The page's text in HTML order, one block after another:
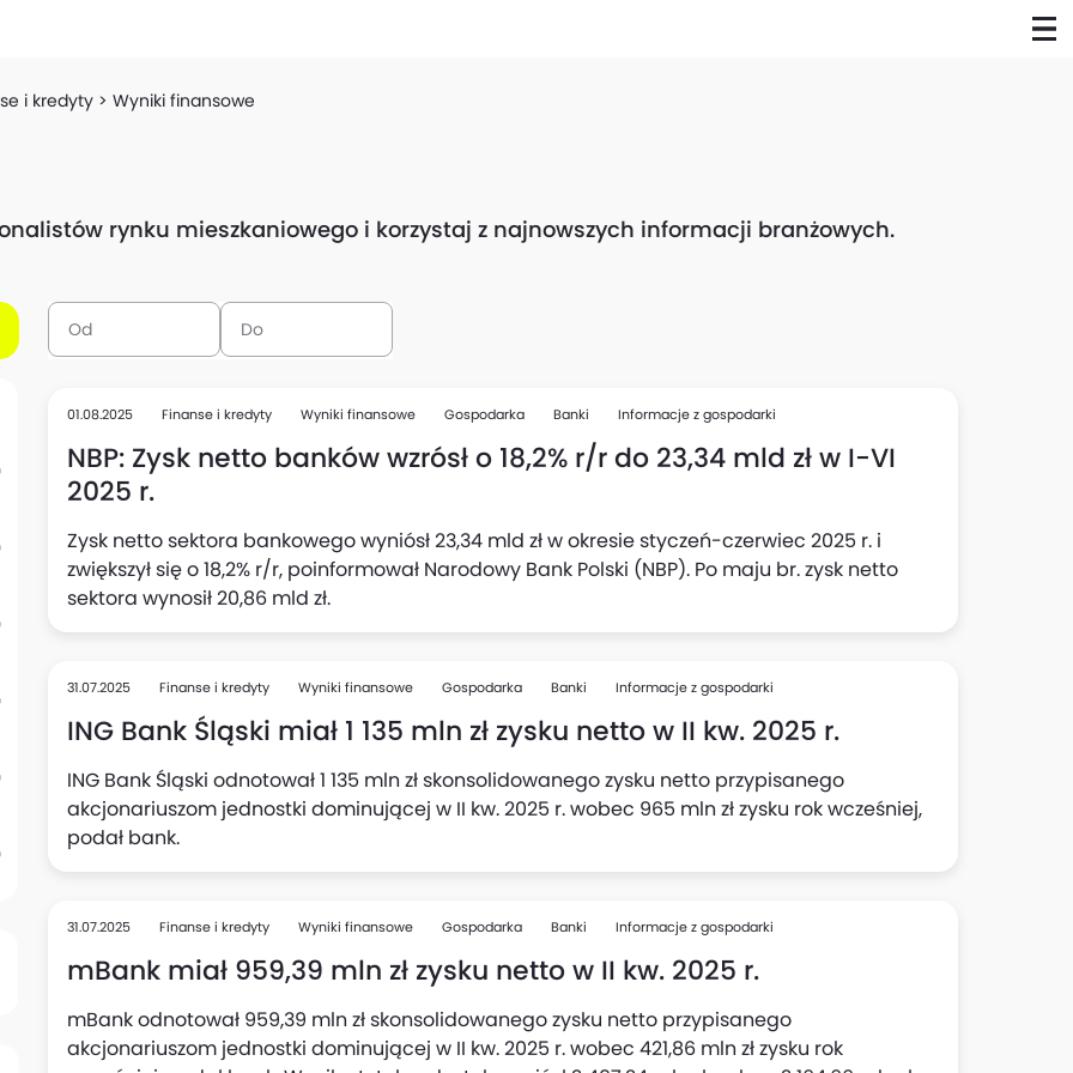
i kredyty Wyniki finansowe
rynku mieszkaniowego i korzystaj z najnowszych informacji branżowych.
01.08.2025 Finanse i kredyty Wyniki finansowe Gospodarka Banki Informacje z gospodarki
NBP: Zysk netto banków wzrósł o 18,2% r/r do 23,34 mld zł w I-VI
2025 r.
Zysk netto sektora bankowego wyniósł 23,34 mld zł w okresie styczeń-czerwiec 2025 r. i
zwiększył się o 18,2% r/r, poinformował Narodowy Bank Polski (NBP). Po maju br. zysk netto
sektora wynosił 20,86 mld zł.
31.07.2025 Finanse i kredyty Wyniki finansowe Gospodarka Banki Informacje z gospodarki
ING Bank Śląski miał 1 135 mln zł zysku netto w II kw. 2025 r.
ING Bank Śląski odnotował 1 135 mln zł skonsolidowanego zysku netto przypisanego
akcjonariuszom jednostki dominującej w II kw. 2025 r. wobec 965 mln zł zysku rok wcześniej,
podał bank.
31.07.2025 Finanse i kredyty Wyniki finansowe Gospodarka Banki Informacje z gospodarki
mBank miał 959,39 mln zł zysku netto w II kw. 2025 r.
mBank odnotował 959,39 mln zł skonsolidowanego zysku netto przypisanego
akcjonariuszom jednostki dominującej w II kw. 2025 r. wobec 421,86 mln zł zysku rok